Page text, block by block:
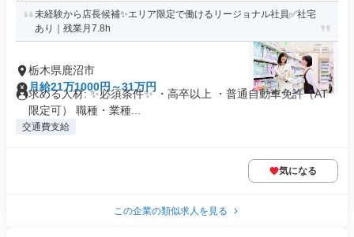
未経験から店長候補✨エリア限定で働けるリージョナル社員✅社宅
あり｜残業月7.8h
栃木県鹿沼市
月給21万1000円～31万円
求める人材: ✨必須条件✨ ・高卒以上 ・普通自動車免許（AT
限定可） 職種・業種...
交通費支給
気になる
この企業の類似求人を見る